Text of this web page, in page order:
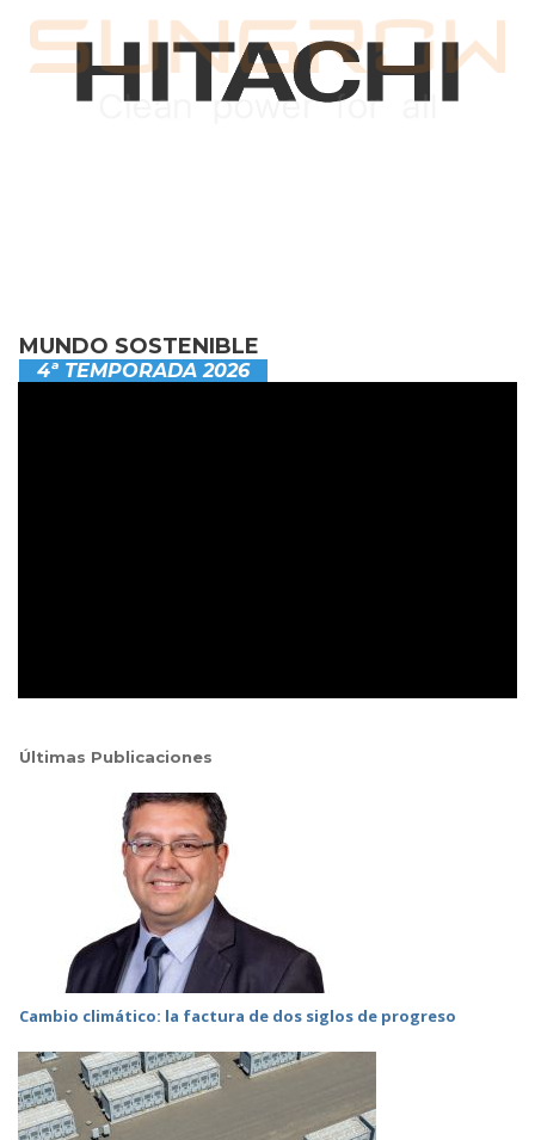
MUNDO SOSTENIBLE
4ª TEMPORADA 2026
Últimas Publicaciones
Cambio climático: la factura de dos siglos de progreso